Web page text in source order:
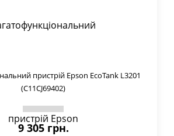
пристрій Epson EcoTank L3201
(C11CJ69402)
9 305 грн.